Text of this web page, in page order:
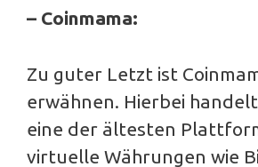
– Coinmama:
Zu guter Letzt ist
erwähnen. Hierbei handelt
eine der ältesten
virtuelle Währungen wie